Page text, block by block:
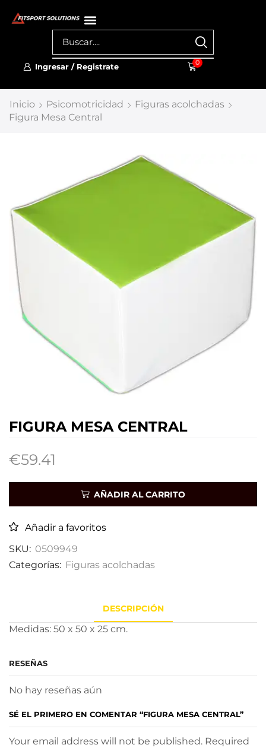
Ingresar / Registrate 0
Inicio Psicomotricidad
Figuras acolchadas
Figura Mesa Central
FIGURA MESA CENTRAL
€59.41
AÑADIR AL CARRITO
Añadir a favoritos
SKU: 0509949
Categorías: Figuras acolchadas
DESCRIPCIÓN
Medidas: 50 x 50 x 25 cm.
RESEÑAS
No hay reseñas aún
SÉ EL PRIMERO EN COMENTAR “FIGURA MESA CENTRAL”
Your email address will not be published. Required